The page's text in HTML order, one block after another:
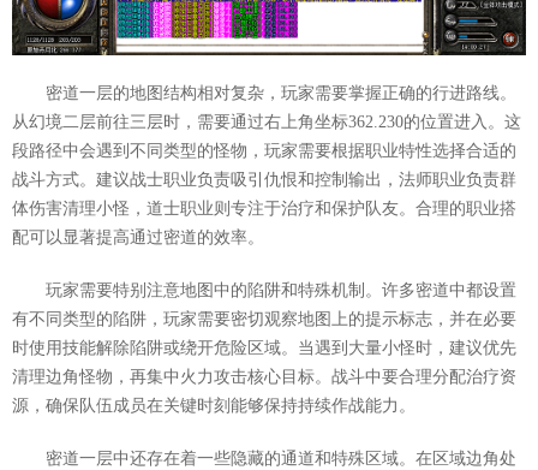
密道一层的地图结构相对复杂，玩家需要掌握正确的行进路线。
从幻境二层前往三层时，需要通过右上角坐标362.230的位置进入。这
段路径中会遇到不同类型的怪物，玩家需要根据职业特性选择合适的
战斗方式。建议战士职业负责吸引仇恨和控制输出，法师职业负责群
体伤害清理小怪，道士职业则专注于治疗和保护队友。合理的职业搭
配可以显著提高通过密道的效率。
玩家需要特别注意地图中的陷阱和特殊机制。许多密道中都设置
有不同类型的陷阱，玩家需要密切观察地图上的提示标志，并在必要
时使用技能解除陷阱或绕开危险区域。当遇到大量小怪时，建议优先
清理边角怪物，再集中火力攻击核心目标。战斗中要合理分配治疗资
源，确保队伍成员在关键时刻能够保持持续作战能力。
密道一层中还存在着一些隐藏的通道和特殊区域。在区域边角处